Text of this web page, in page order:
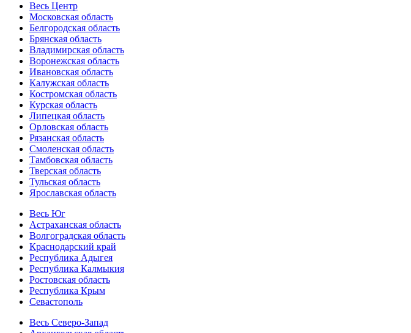
Весь Центр
Московская область
Белгородская область
Брянская область
Владимирская область
Воронежская область
Ивановская область
Калужская область
Костромская область
Курская область
Липецкая область
Орловская область
Рязанская область
Смоленская область
Тамбовская область
Тверская область
Тульская область
Ярославская область
Весь Юг
Астраханская область
Волгоградская область
Краснодарский край
Республика Адыгея
Республика Калмыкия
Ростовская область
Республика Крым
Севастополь
Весь Северо-Запад